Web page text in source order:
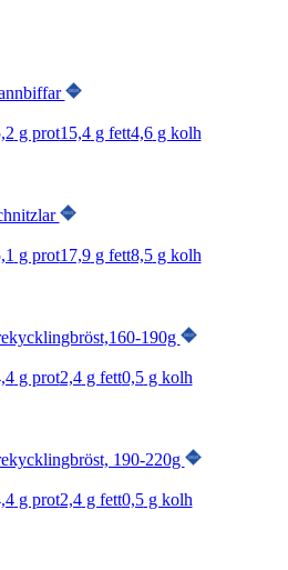
g prot15,4g fett4,6g kolh
g prot17,9g fett8,5g kolh
190g
g prot2,4g fett0,5g kolh
190-220g
g prot2,4g fett0,5g kolh